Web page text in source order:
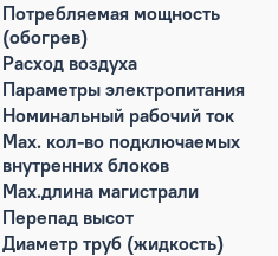
Потребляемая мощность
(обогрев)
Расход воздуха
Параметры электропитания
Номинальный рабочий ток
Max. кол-во подключаемых
внутренних блоков
Max.длина магистрали
Перепад высот
Диаметр труб (жидкость)